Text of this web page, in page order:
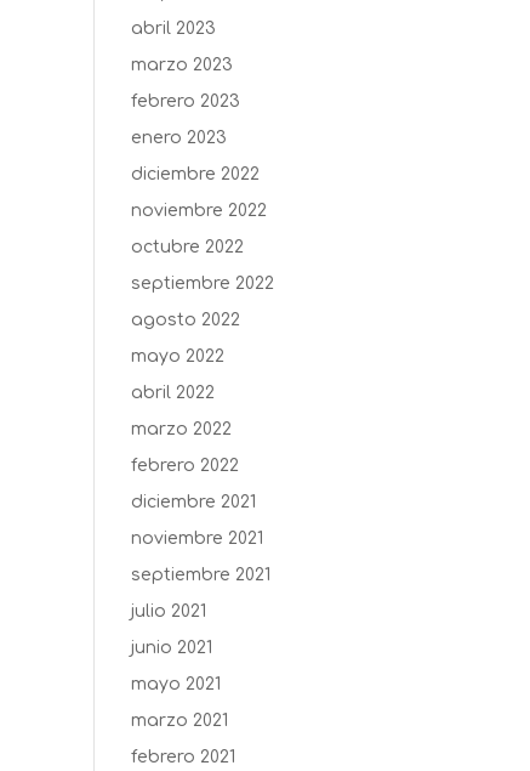
abril 2023
marzo 2023
febrero 2023
enero 2023
diciembre 2022
noviembre 2022
octubre 2022
septiembre 2022
agosto 2022
mayo 2022
abril 2022
marzo 2022
febrero 2022
diciembre 2021
noviembre 2021
septiembre 2021
julio 2021
junio 2021
mayo 2021
marzo 2021
febrero 2021